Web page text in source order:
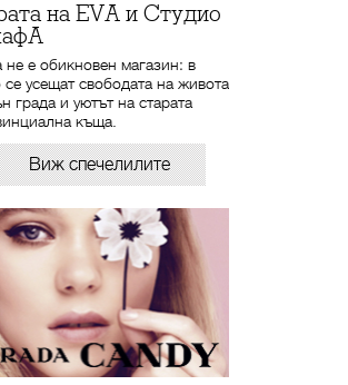
на EVA и Студио
не е обикновен магазин: в
се усещат свободата на живота
града и уютът на старата
къща.
Виж спечелилите